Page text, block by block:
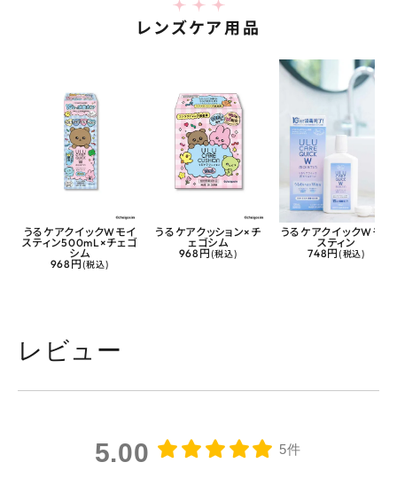
レンズケア用品
うるケアクイックWモイ
スティン500mL×チェゴ
シム
968円 (税込)
うるケアクッション×チ
ェゴシム
968円 (税込)
うるケアクイックWモイ
スティン
748円 (税込)
レビュー
5.00 5件